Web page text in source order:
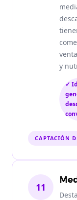
y
✓
CAPTACIÓN
11